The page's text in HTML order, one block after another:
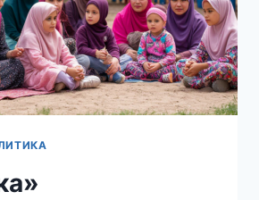
РАЗ
И
СОКРАТИЛИ
СРОКИ
ПРОХОЖДЕНИЯ
МЕДОСМОТРА